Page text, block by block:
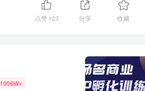
点赞123 分享 收藏